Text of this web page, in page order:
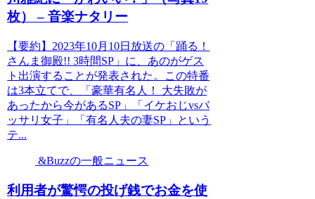
枚） – 音楽ナタリー
【要約】2023年10月10日放送の「踊る！
さんま御殿!! 3時間SP」に、あのがゲス
ト出演することが発表された。この特番
は3本立てで、「豪華有名人！ 大失敗が
あったから今があるSP」「イケおじvsバ
ッサリ女子」「有名人夫の妻SP」という
テ...
&Buzzの一般ニュース
利用者が驚愕の投げ銭でお金を使